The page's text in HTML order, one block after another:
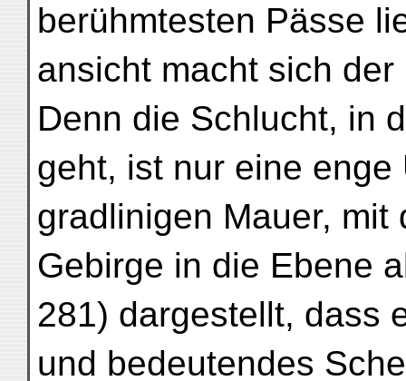
berühmtesten Pässe
ansicht macht sich
Denn die Schlucht, in
geht, ist nur eine
gradlinigen Mauer, mit
Gebirge in die Ebene
281) dargestellt, dass
und bedeutendes